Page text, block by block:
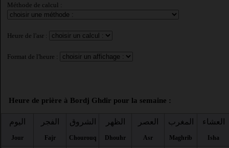
Méthode de calcul :
Heure de l'asr :
Format de l'heure :
Heure de prière à Bordj Ghdir pour la semaine :
اليوم
Jour
الفجر
Fajr
الشروق
Chourouq
الظهر
Dhouhr
العصر
Asr
المغرب
Maghrib
العشاء
Isha